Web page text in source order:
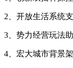
2、开放生活系统
3、势力经营玩法
4、宏大城市背景